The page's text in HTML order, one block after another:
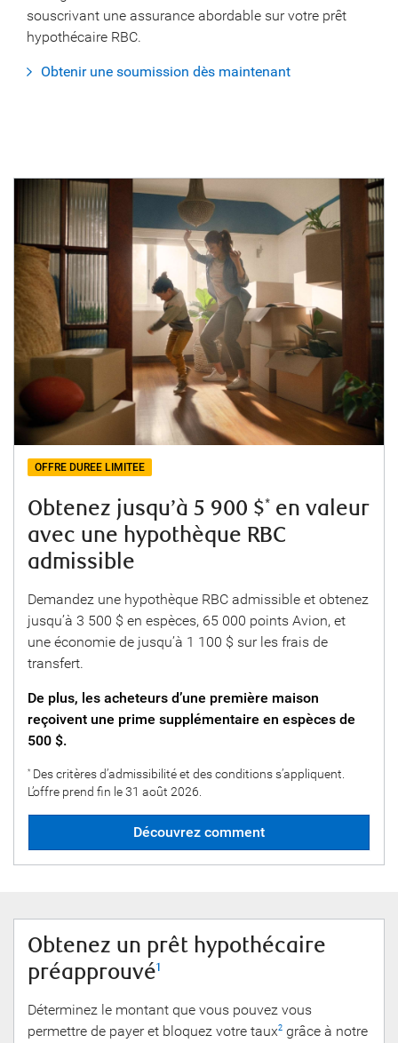
souscrivant une assurance abordable sur votre prêt
hypothécaire RBC.
Obtenir une soumission dès maintenant
OFFRE DUREE LIMITEE
Obtenez jusqu’à 5 900 $* en valeur
avec une hypothèque RBC
admissible
Demandez une hypothèque RBC admissible et obtenez
jusqu’à 3 500 $ en espèces, 65 000 points Avion, et
une économie de jusqu’à 1 100 $ sur les frais de
transfert.
De plus, les acheteurs d’une première maison
reçoivent une prime supplémentaire en espèces de
500 $.
* Des critères d’admissibilité et des conditions s’appliquent.
L’offre prend fin le 31 août 2026.
Découvrez comment
Obtenez un prêt hypothécaire
préapprouvé1
Déterminez le montant que vous pouvez vous
permettre de payer et bloquez votre taux2 grâce à notre